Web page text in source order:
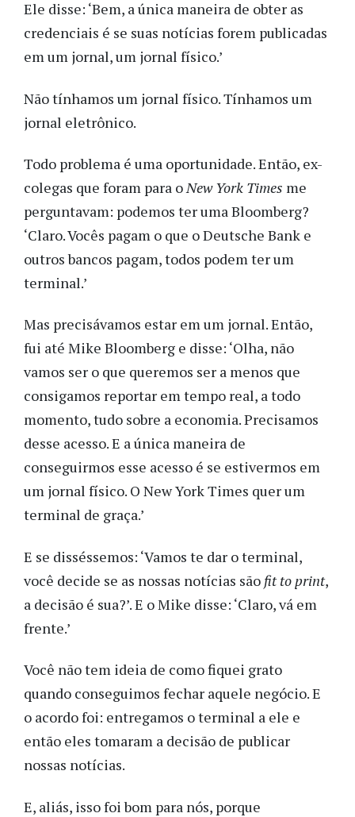
Ele disse: ‘Bem, a única maneira de obter as
credenciais é se suas notícias forem publicadas
em um jornal, um jornal físico.’
Não tínhamos um jornal físico. Tínhamos um
jornal eletrônico.
Todo problema é uma oportunidade. Então, ex-
colegas que foram para oNew York Times me
perguntavam: podemos ter uma Bloomberg?
‘Claro. Vocês pagam o que o Deutsche Bank e
outros bancos pagam, todos podem ter um
terminal.’
Mas precisávamos estar em um jornal. Então,
fui até Mike Bloomberg e disse: ‘Olha, não
vamos ser o que queremos ser a menos que
consigamos reportar em tempo real, a todo
momento, tudo sobre a economia. Precisamos
desse acesso. E a única maneira de
conseguirmos esse acesso é se estivermos em
um jornal físico. O New York Times quer um
terminal de graça.’
E se disséssemos: ‘Vamos te dar o terminal,
você decide se as nossas notícias são fit to print,
a decisão é sua?’. E o Mike disse: ‘Claro, vá em
frente.’
Você não tem ideia de como fiquei grato
quando conseguimos fechar aquele negócio. E
o acordo foi: entregamos o terminal a ele e
então eles tomaram a decisão de publicar
nossas notícias.
E, aliás, isso foi bom para nós, porque